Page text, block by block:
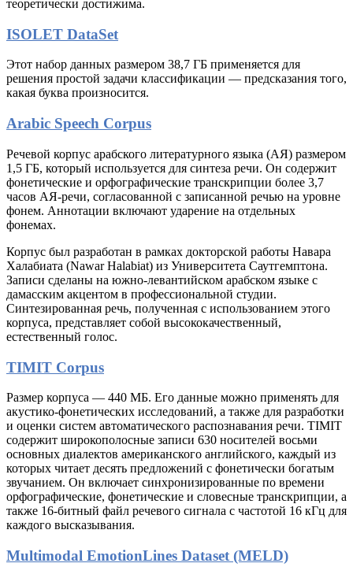
теоретически достижима.
ISOLET DataSet
Этот набор данных размером 38,7 ГБ применяется для
решения простой задачи классификации — предсказания того,
какая буква произносится.
Arabic Speech Corpus
Речевой корпус арабского литературного языка (АЯ) размером
1,5 ГБ, который используется для синтеза речи. Он содержит
фонетические и орфографические транскрипции более 3,7
часов АЯ-речи, согласованной с записанной речью на уровне
фонем. Аннотации включают ударение на отдельных
фонемах.
Корпус был разработан в рамках докторской работы Навара
Халабиата (Nawar Halabiat) из Университета Саутгемптона.
Записи сделаны на южно-левантийском арабском языке с
дамасским акцентом в профессиональной студии.
Синтезированная речь, полученная с использованием этого
корпуса, представляет собой высококачественный,
естественный голос.
TIMIT Corpus
Размер корпуса — 440 МБ. Его данные можно применять для
акустико-фонетических исследований, а также для разработки
и оценки систем автоматического распознавания речи. TIMIT
содержит широкополосные записи 630 носителей восьми
основных диалектов американского английского, каждый из
которых читает десять предложений с фонетически богатым
звучанием. Он включает синхронизированные по времени
орфографические, фонетические и словесные транскрипции, а
также 16-битный файл речевого сигнала с частотой 16 кГц для
каждого высказывания.
Multimodal EmotionLines Dataset (MELD)